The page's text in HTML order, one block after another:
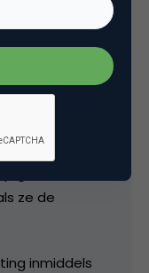
in het
op het
Inmiddels zijn
SPAM is al
van een
ze de
inmiddels